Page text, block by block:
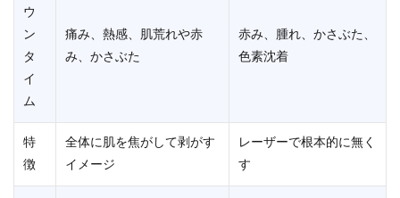
ウ
ン
タ
イ
ム
痛み、熱感、肌荒れや赤
み、かさぶた
赤み、腫れ、かさぶた、
色素沈着
特
徴
全体に肌を焦がして剥がす
イメージ
レーザーで根本的に無く
す